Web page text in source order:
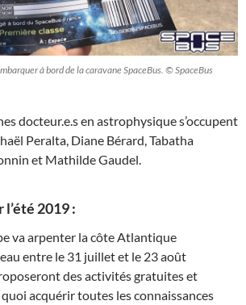
à bord de la caravane SpaceBus. © SpaceBus
docteur.e.s en astrophysique s’occupent
Peralta, Diane Bérard, Tabatha
et Mathilde Gaudel.
2019 :
va arpenter la côte Atlantique
entre le 31 juillet et le 23 août
des activités gratuites et
acquérir toutes les connaissances